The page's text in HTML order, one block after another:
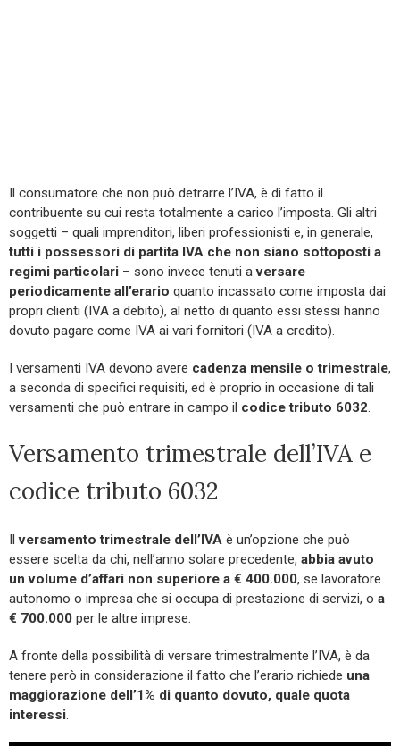
Il consumatore che non può detrarre l’IVA, è di fatto il
contribuente su cui resta totalmente a carico l’imposta. Gli altri
soggetti – quali imprenditori, liberi professionisti e, in generale,
tutti i possessori di partita IVA che non siano sottoposti a
regimi particolari – sono invece tenuti aversare
periodicamente all’erario quanto incassato come imposta dai
propri clienti (IVA a debito), al netto di quanto essi stessi hanno
dovuto pagare come IVA ai vari fornitori (IVA a credito).
I versamenti IVA devono avere cadenza mensile o trimestrale,
a seconda di specifici requisiti, ed è proprio in occasione di tali
versamenti che può entrare in campo il codice tributo 6032.
Versamento trimestrale dell’IVA e
codice tributo 6032
Ilversamento trimestrale dell’IVA è un’opzione che può
essere scelta da chi, nell’anno solare precedente, abbia avuto
un volume d’affari non superiore a € 400.000, se lavoratore
autonomo o impresa che si occupa di prestazione di servizi, o a
€ 700.000 per le altre imprese.
A fronte della possibilità di versare trimestralmente l’IVA, è da
tenere però in considerazione il fatto che l’erario richiede una
maggiorazione dell’1% di quanto dovuto, quale quota
interessi.